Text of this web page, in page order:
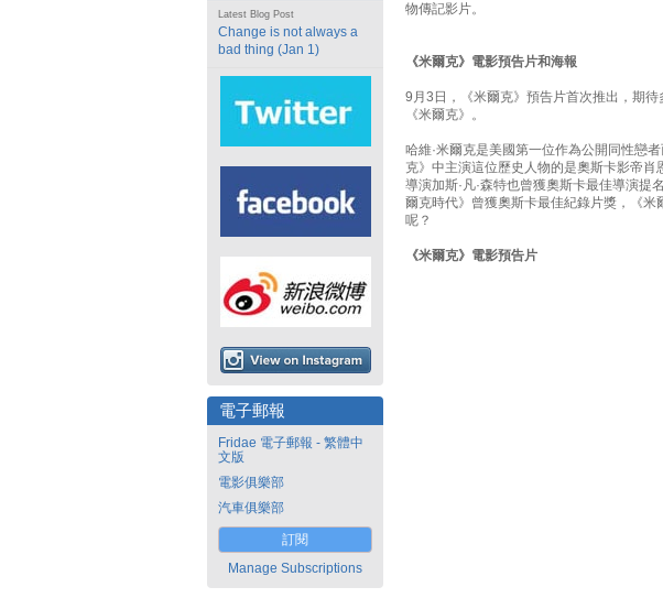
Latest Blog Post
Change is not always a
bad thing (Jan 1)
電子郵報
Fridae 電子郵報 - 繁體中
文版
電影俱樂部
汽車俱樂部
訂閱
Manage Subscriptions
物傳記影片。
《米爾克》電影預告片和海報
9月3日，《米爾克》預告片首次推出，期
《米爾克》。
哈維·米爾克是美國第一位作為公開同性戀
克》中主演這位歷史人物的是奧斯卡影帝
導演加斯·凡·森特也曾獲奧斯卡最佳導演提
爾克時代》曾獲奧斯卡最佳紀錄片獎，《
呢？
《米爾克》電影預告片